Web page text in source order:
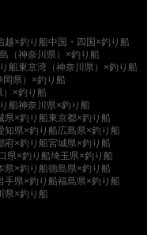
越×釣り船中国・四国×釣り船
（神奈川県）×釣り船
船東京湾（神奈川県）×釣り船
岡県）×釣り船
）×釣り船
船神奈川県×釣り船
県×釣り船東京都×釣り船
知県×釣り船広島県×釣り船
府×釣り船宮城県×釣り船
県×釣り船埼玉県×釣り船
県×釣り船徳島県×釣り船
手県×釣り船福島県×釣り船
県×釣り船